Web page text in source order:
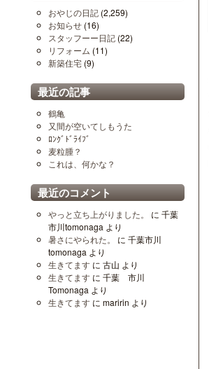
おやじの日記 (2,259)
お知らせ (16)
スタッフーー日記 (22)
リフォーム (11)
新築住宅 (9)
最近の記事
鶴亀
又間が空いてしもうた
ﾛﾝｸﾞﾄﾞﾗｲﾌﾞ
麦粒腫？
これは、何かな？
最近のコメント
やっと立ち上がりました。 に 千葉
市川tomonaga より
暑さにやられた。
に 千葉市川
tomonaga より
生きてます に 古山 より
生きてます に 千葉 市川
Tomonaga より
生きてます に maririn より